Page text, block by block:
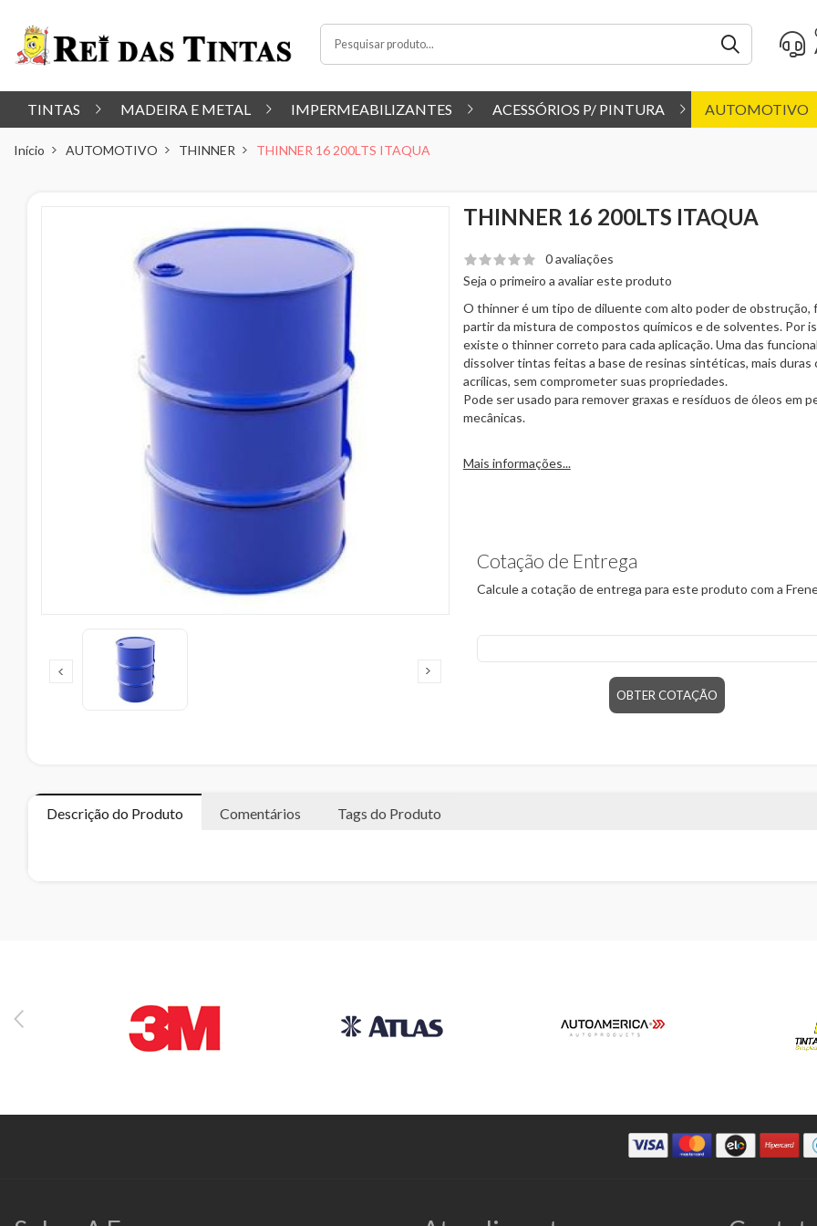
TINTAS MADEIRA E METAL IMPERMEABILIZANTES ACESSÓRIOS P/ PINTURA AUTOMOTIVO
Início AUTOMOTIVO THINNER THINNER 16 200LTS ITAQUA
THINNER 16 200LTS ITAQUA
0 avaliações
Seja o primeiro a avaliar este produto
O thinner é um tipo de diluente com alto poder de obstrução,
partir da mistura de compostos químicos e de solventes. Por
existe o thinner correto para cada aplicação. Uma das
dissolver tintas feitas a base de resinas sintéticas, mais duras
acrílicas, sem comprometer suas propriedades.
Pode ser usado para remover graxas e resíduos de óleos em
mecânicas.
Mais informações...
Cotação de Entrega
Calcule a cotação de entrega para este produto com a
OBTER COTAÇÃO
Descrição do Produto Comentários Tags do Produto